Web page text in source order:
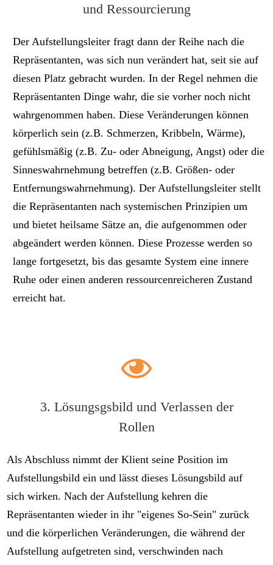
und Ressourcierung
Der Aufstellungsleiter fragt dann der Reihe nach die
Repräsentanten, was sich nun verändert hat, seit sie auf
diesen Platz gebracht wurden. In der Regel nehmen die
Repräsentanten Dinge wahr, die sie vorher noch nicht
wahrgenommen haben. Diese Veränderungen können
körperlich sein (z.B. Schmerzen, Kribbeln, Wärme),
gefühlsmäßig (z.B. Zu- oder Abneigung, Angst) oder die
Sinneswahrnehmung betreffen (z.B. Größen- oder
Entfernungswahrnehmung). Der Aufstellungsleiter stellt
die Repräsentanten nach systemischen Prinzipien um
und bietet heilsame Sätze an, die aufgenommen oder
abgeändert werden können. Diese Prozesse werden so
lange fortgesetzt, bis das gesamte System eine innere
Ruhe oder einen anderen ressourcenreicheren Zustand
erreicht hat.
3. Lösungsgsbild und Verlassen der
Rollen
Als Abschluss nimmt der Klient seine Position im
Aufstellungsbild ein und lässt dieses Lösungsbild auf
sich wirken. Nach der Aufstellung kehren die
Repräsentanten wieder in ihr "eigenes So-Sein" zurück
und die körperlichen Veränderungen, die während der
Aufstellung aufgetreten sind, verschwinden nach